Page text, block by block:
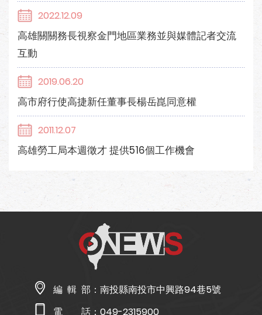
2022.12.09
高雄關關務長視察金門地區業務並與媒體記者交流
互動
2019.06.20
高市府行使高捷新任董事長楊岳崑同意權
2011.12.07
高雄勞工局本週徵才 提供516個工作機會
編 輯 部： 南投縣南投市中興路94巷5號
電 話： 049-2315900